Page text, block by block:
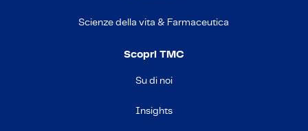
Scienze della vita & Farmaceutica
Scopri TMC
Su di noi
Insights